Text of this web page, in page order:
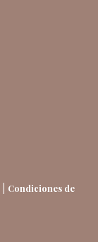
| Condiciones de